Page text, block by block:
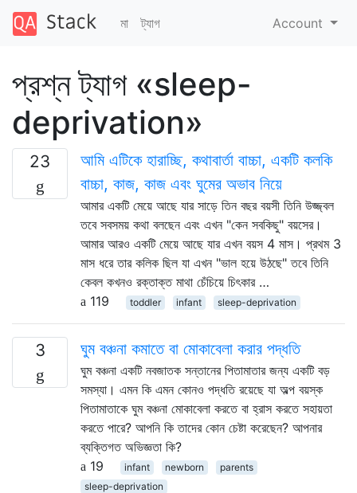
মা ট্যাগ Account
প্রশ্ন ট্যাগ «sleep-
deprivation»
23
আমি এটিকে হারাচ্ছি, কথাবার্তা বাচ্চা, একটি কলকি
বাচ্চা, কাজ, কাজ এবং ঘুমের অভাব নিয়ে
আমার একটি মেয়ে আছে যার সাড়ে তিন বছর বয়সী তিনি উজ্জ্বল
তবে সবসময় কথা বলছেন এবং এখন "কেন সবকিছু" বয়সের।
আমার আরও একটি মেয়ে আছে যার এখন বয়স 4 মাস। প্রথম 3
মাস ধরে তার কলিক ছিল যা এখন "ভাল হয়ে উঠছে" তবে তিনি
কেবল কখনও রক্তাক্ত মাথা চেঁচিয়ে চিৎকার …
119
toddler infant sleep-deprivation
3 ঘুম বঞ্চনা কমাতে বা মোকাবেলা করার পদ্ধতি
ঘুম বঞ্চনা একটি নবজাতক সন্তানের পিতামাতার জন্য একটি বড়
সমস্যা। এমন কি এমন কোনও পদ্ধতি রয়েছে যা অল্প বয়স্ক
পিতামাতাকে ঘুম বঞ্চনা মোকাবেলা করতে বা হ্রাস করতে সহায়তা
করতে পারে? আপনি কি তাদের কোন চেষ্টা করেছেন? আপনার
ব্যক্তিগত অভিজ্ঞতা কি?
19
infant newborn
parents
sleep-deprivation